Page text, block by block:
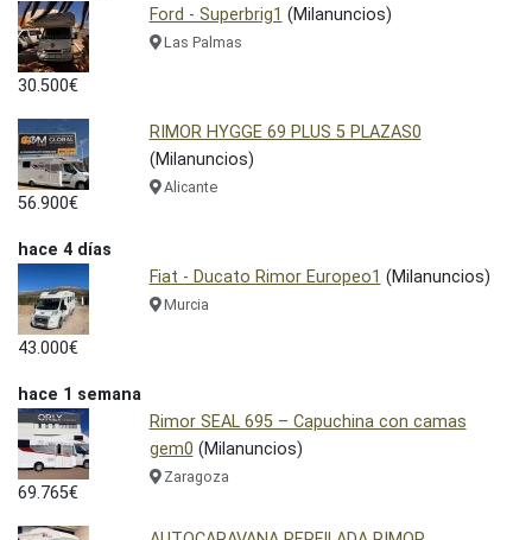
30.500€
Ford - Superbrig1 (Milanuncios)
Las Palmas
56.900€
RIMOR HYGGE 69 PLUS 5 PLAZAS0
(Milanuncios)
Alicante
hace 4 días
43.000€
Fiat - Ducato Rimor Europeo1 (Milanuncios)
Murcia
hace 1 semana
69.765€
Rimor SEAL 695 – Capuchina con camas
gem0 (Milanuncios)
Zaragoza